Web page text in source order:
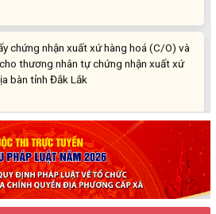
phường Buôn Hồ tiếp xúc cử
tri sau kỳ họp thứ hai
Lãnh đạo Tỉnh Đắk Lắk và
quà gia đình chính sách nhân
dịp 27/7
chứng nhận xuất xứ hàng hoá (C/O) và
thương nhân tự chứng nhận xuất xứ
bàn tỉnh Đắk Lắk
đo đạc, ký giáp ranh đối với thửa đất
Đoàn Kết 1, phường Buôn Hồ, tỉnh
Liên và bà Nguyễn Thị Kiều Oanh;
4, phường Buôn Hồ, tỉnh Đắk Lắk đang